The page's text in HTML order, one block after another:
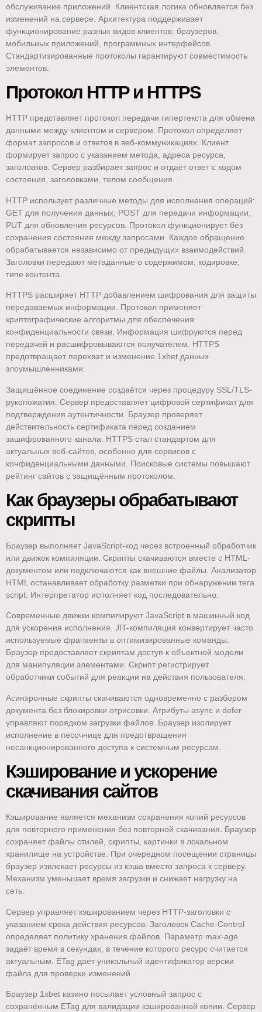
обслуживание приложений. Клиентская логика обновляется без
изменений на сервере. Архитектура поддерживает
функционирование разных видов клиентов: браузеров,
мобильных приложений, программных интерфейсов.
Стандартизированные протоколы гарантируют совместимость
элементов.
Протокол HTTP и HTTPS
HTTP представляет протокол передачи гипертекста для обмена
данными между клиентом и сервером. Протокол определяет
формат запросов и ответов в веб-коммуникациях. Клиент
формирует запрос с указанием метода, адреса ресурса,
заголовков. Сервер разбирает запрос и отдаёт ответ с кодом
состояния, заголовками, телом сообщения.
HTTP использует различные методы для исполнения операций:
GET для получения данных, POST для передачи информации,
PUT для обновления ресурсов. Протокол функционирует без
сохранения состояния между запросами. Каждое обращение
обрабатывается независимо от предыдущих взаимодействий.
Заголовки передают метаданные о содержимом, кодировке,
типе контента.
HTTPS расширяет HTTP добавлением шифрования для защиты
передаваемых информации. Протокол применяет
криптографические алгоритмы для обеспечения
конфиденциальности связи. Информация шифруются перед
передачей и расшифровываются получателем. HTTPS
предотвращает перехват и изменение 1xbet данных
злоумышленниками.
Защищённое соединение создаётся через процедуру SSL/TLS-
рукопожатия. Сервер предоставляет цифровой сертификат для
подтверждения аутентичности. Браузер проверяет
действительность сертификата перед созданием
зашифрованного канала. HTTPS стал стандартом для
актуальных веб-сайтов, особенно для сервисов с
конфиденциальными данными. Поисковые системы повышают
рейтинг сайтов с защищённым протоколом.
Как браузеры обрабатывают
скрипты
Браузер выполняет JavaScript-код через встроенный обработчик
или движок компиляции. Скрипты скачиваются вместе с HTML-
документом или подключаются как внешние файлы. Анализатор
HTML останавливает обработку разметки при обнаружении тега
script. Интерпретатор исполняет код последовательно.
Современные движки компилируют JavaScript в машинный код
для ускорения исполнения. JIT-компиляция конвертирует часто
используемые фрагменты в оптимизированные команды.
Браузер предоставляет скриптам доступ к объектной модели
для манипуляции элементами. Скрипт регистрирует
обработчики событий для реакции на действия пользователя.
Асинхронные скрипты скачиваются одновременно с разбором
документа без блокировки отрисовки. Атрибуты async и defer
управляют порядком загрузки файлов. Браузер изолирует
исполнение в песочнице для предотвращения
несанкционированного доступа к системным ресурсам.
Кэширование и ускорение
скачивания сайтов
Кэширование является механизм сохранения копий ресурсов
для повторного применения без повторной скачивания. Браузер
сохраняет файлы стилей, скрипты, картинки в локальном
хранилище на устройстве. При очередном посещении страницы
браузер извлекает ресурсы из кэша вместо запроса к серверу.
Механизм уменьшает время загрузки и снижает нагрузку на
сеть.
Сервер управляет кэшированием через HTTP-заголовки с
указанием срока действия ресурсов. Заголовок Cache-Control
определяет политику хранения файлов. Параметр max-age
задаёт время в секундах, в течение которого ресурс считается
актуальным. ETag даёт уникальный идентификатор версии
файла для проверки изменений.
Браузер 1xbet казино посылает условный запрос с
сохранённым ETag для валидации кэшированной копии. Сервер